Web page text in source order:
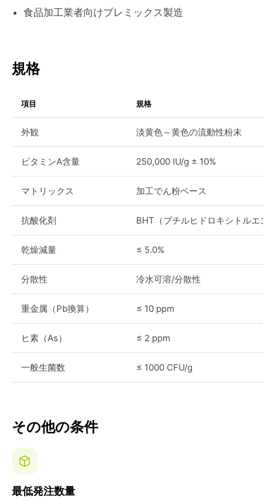
食品加工業者向けプレミックス製造
規格
項目 規格
外観 淡黄色～黄色の流動性粉末
ビタミンA含量 250,000 IU/g ± 10%
マトリックス 加工でん粉ベース
抗酸化剤 BHT（ブチルヒドロキシトルエ
乾燥減量 ≤ 5.0%
分散性 冷水可溶/分散性
重金属（Pb換算） ≤ 10 ppm
ヒ素（As） ≤ 2 ppm
一般生菌数 ≤ 1000 CFU/g
その他の条件
最低発注数量